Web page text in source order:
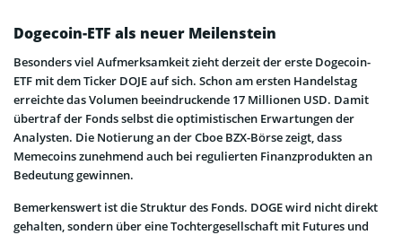
Dogecoin-ETF als neuer Meilenstein
Besonders viel Aufmerksamkeit zieht derzeit der erste Dogecoin-
ETF mit dem Ticker DOJE auf sich. Schon am ersten Handelstag
erreichte das Volumen beeindruckende 17 Millionen USD. Damit
übertraf der Fonds selbst die optimistischen Erwartungen der
Analysten. Die Notierung an der Cboe BZX-Börse zeigt, dass
Memecoins zunehmend auch bei regulierten Finanzprodukten an
Bedeutung gewinnen.
Bemerkenswert ist die Struktur des Fonds. DOGE wird nicht direkt
gehalten, sondern über eine Tochtergesellschaft mit Futures und